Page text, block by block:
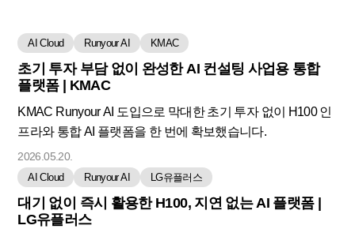
AI Cloud Runyour AI KMAC
초기 투자 부담 없이 완성한 AI 컨설팅 사업용 통합
플랫폼 | KMAC
KMAC Runyour AI 도입으로 막대한 초기 투자 없이 H100 인
프라와 통합 AI 플랫폼을 한 번에 확보했습니다.
2026.05.20.
AI Cloud Runyour AI LG유플러스
대기 없이 즉시 활용한 H100, 지연 없는 AI 플랫폼 |
LG유플러스